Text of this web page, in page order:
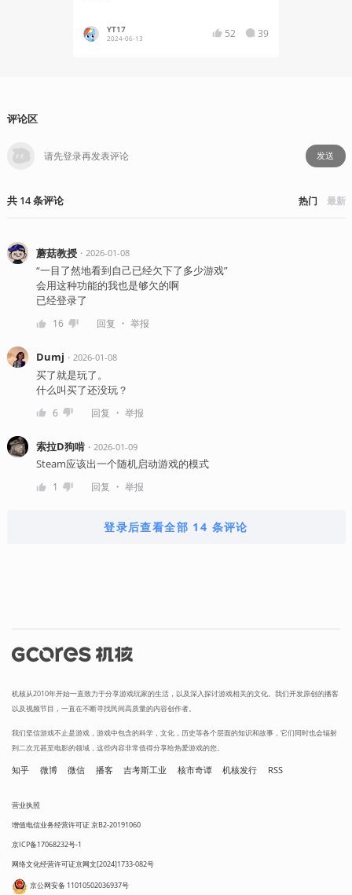
YT17
2024-06-13 52 39
评论区
发送
共 14条评论 热门 最新
蘑菇教授・ 2026-01-08
“一目了然地看到自己已经欠下了多少游戏”
会用这种功能的我也是够欠的啊
已经登录了
16 回复 ・ 举报
Dumj ・ 2026-01-08
买了就是玩了。
什么叫买了还没玩？
6 回复 ・ 举报
索拉D狗啃・ 2026-01-09
Steam应该出一个随机启动游戏的模式
1 回复 ・ 举报
登录后查看全部 14 条评论
机核从2010年开始一直致力于分享游戏玩家的生活，以及深入探讨游戏相关的文化。我们开发原创的播客
以及视频节目，一直在不断寻找民间高质量的内容创作者。
我们坚信游戏不止是游戏，游戏中包含的科学，文化，历史等各个层面的知识和故事，它们同时也会辐射
到二次元甚至电影的领域，这些内容非常值得分享给热爱游戏的您。
知乎 微博 微信 播客 吉考斯工业 核市奇谭 机核发行 RSS
营业执照
增值电信业务经营许可证 京B2-20191060
京ICP备17068232号-1
网络文化经营许可证京网文[2024]1733-082号
京公网安备 11010502036937号